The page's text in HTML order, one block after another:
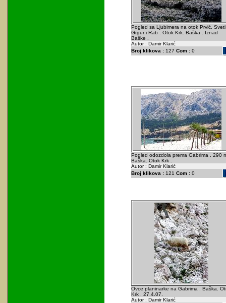
Pogled sa Ljubimera na otok Prvić, Sveti
Grgur i Rab . Otok Krk. Baška . Iznad
Baške .
Autor : Damir Klarić
Broj klikova :127 Com :0
Pogled odozdola prema Gabrima . 290
Baška. Otok Krk .
Autor : Damir Klarić
Broj klikova :121 Com :0
Ovce planinarke na Gabrima . Baška.
Krk . 27.4.07.
Autor : Damir Klarić